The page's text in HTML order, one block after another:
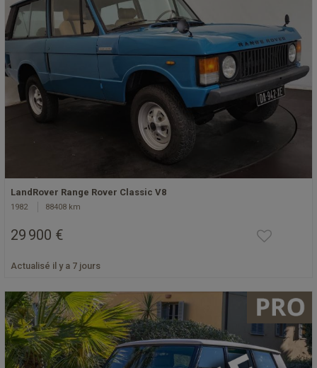
LandRover Range Rover Classic V8
1982 88408 km
29 900 €
Actualisé il y a 7 jours